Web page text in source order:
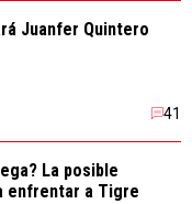
Juanfer Quintero
41
La posible
enfrentar a Tigre